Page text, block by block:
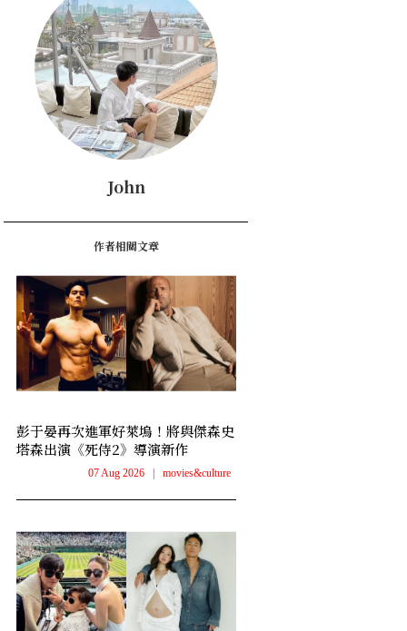
John
作者相關文章
彭于晏再次進軍好萊塢！將與傑森史
塔森出演《死侍2》導演新作
07 Aug 2026 | movies&culture